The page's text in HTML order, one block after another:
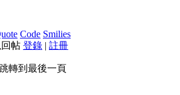
Code Smilies
帖 登錄 | 註冊
轉到最後一頁